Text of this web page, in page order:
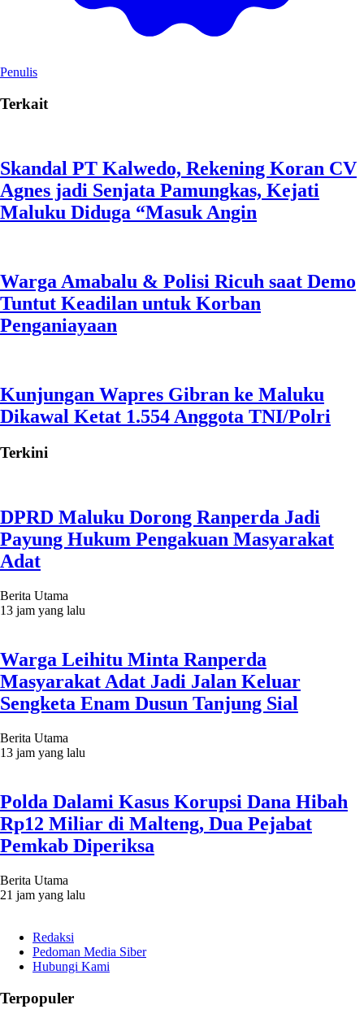
Penulis
Terkait
Skandal PT Kalwedo, Rekening Koran CV
Agnes jadi Senjata Pamungkas, Kejati
Maluku Diduga “Masuk Angin
Warga Amabalu & Polisi Ricuh saat Demo
Tuntut Keadilan untuk Korban
Penganiayaan
Kunjungan Wapres Gibran ke Maluku
Dikawal Ketat 1.554 Anggota TNI/Polri
Terkini
DPRD Maluku Dorong Ranperda Jadi
Payung Hukum Pengakuan Masyarakat
Adat
Berita Utama
13 jam yang lalu
Warga Leihitu Minta Ranperda
Masyarakat Adat Jadi Jalan Keluar
Sengketa Enam Dusun Tanjung Sial
Berita Utama
13 jam yang lalu
Polda Dalami Kasus Korupsi Dana Hibah
Rp12 Miliar di Malteng, Dua Pejabat
Pemkab Diperiksa
Berita Utama
21 jam yang lalu
Redaksi
Pedoman Media Siber
Hubungi Kami
Terpopuler